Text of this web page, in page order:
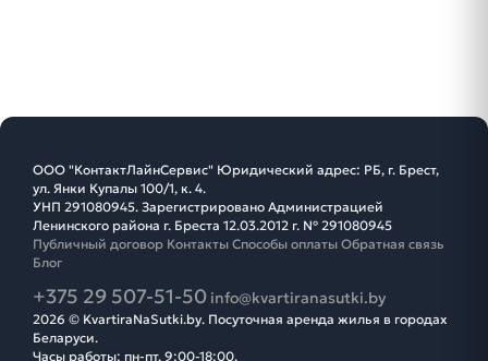
ООО "КонтактЛайнСервис" Юридический адрес: РБ, г. Брест,
ул. Янки Купалы 100/1, к. 4.
УНП 291080945. Зарегистрировано Администрацией
Ленинского района г. Бреста 12.03.2012 г. № 291080945
Публичный договор Контакты Способы оплаты Обратная связь
Блог
+375 29 507-51-50 info@kvartiranasutki.by
2026 © KvartiraNaSutki.by. Посуточная аренда жилья в городах
Беларуси.
Часы работы: пн-пт, 9:00-18:00.